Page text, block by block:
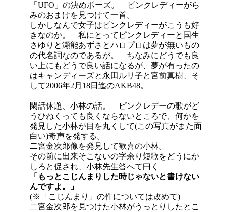
「UFO」の決めポーズ。 ピンクレディーがら
みのおまけを見つけて一首。
しかしなんで女子はピンクレディーがこうも好
きなのか。 私にとってピンクレディーと国生
さゆりと瀬能あずさとハロプロは夢が無いもの
の代名詞なのであるが。 ちなみにどうでも良
い上にもどうで良い話になるが、夢が有ったの
はキャンディーズと永田ルリ子と宮前真樹、そ
して2006年2月18日迄のAKB48。
閑話休題、小林の話。 ピンクレデーの歌がど
うひねくっても良くならないところで、何かを
発見した小林が目を丸くして(この写真がまた面
白い)奇声を発する。
二宮金次郎像を発見して歓喜の小林。
その前に出来そこないの字余り短歌をどうにか
しろと促され、小林先生答へて曰く
「もっとこじんまりした時じゃないと書けない
んですよ。」
(※「こじんまり」の件については改めて)
二宮金次郎を見つけた小林がうっとりしたとこ